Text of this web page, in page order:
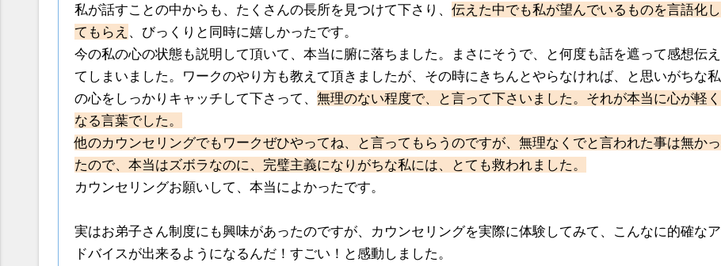
私が話すことの中からも、たくさんの長所を見つけて下さり、 伝えた中でも私が望んでいるものを言語化し
てもらえ 、びっくりと同時に嬉しかったです。
今の私の心の状態も説明して頂いて、本当に腑に落ちました。まさにそうで、と何度も話を遮って感想伝え
てしまいました。ワークのやり方も教えて頂きましたが、その時にきちんとやらなければ、と思いがちな私
の心をしっかりキャッチして下さって、 無理のない程度で、と言って下さいました。それが本当に心が軽く
なる言葉でした。
他のカウンセリングでもワークぜひやってね、と言ってもらうのですが、無理なくでと言われた事は無かっ
たので、本当はズボラなのに、完璧主義になりがちな私には、とても救われました。
カウンセリングお願いして、本当によかったです。
実はお弟子さん制度にも興味があったのですが、カウンセリングを実際に体験してみて、こんなに的確なア
ドバイスが出来るようになるんだ！すごい！と感動しました。